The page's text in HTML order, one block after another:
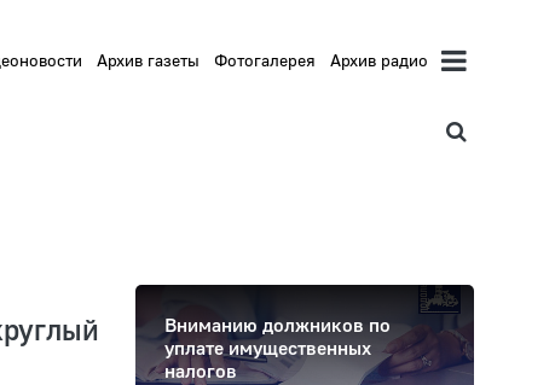
Архив газеты Фотогалерея Архив радио
Вниманию должников по
уплате имущественных
налогов